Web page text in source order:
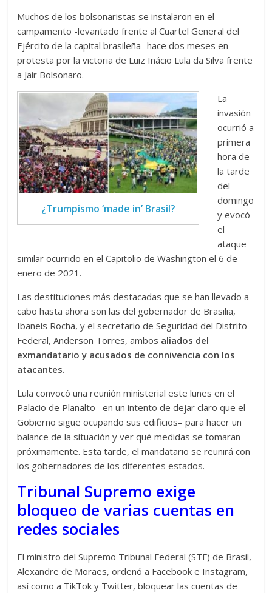
Muchos de los bolsonaristas se instalaron en el
campamento -levantado frente al Cuartel General del
Ejército de la capital brasileña- hace dos meses en
protesta por la victoria de Luiz Inácio Lula da Silva frente
a Jair Bolsonaro.
¿Trumpismo ‘made in’ Brasil?
La
invasión
ocurrió a
primera
hora de
la tarde
del
domingo
y evocó
el
ataque
similar ocurrido en el Capitolio de Washington el 6 de
enero de 2021.
Las destituciones más destacadas que se han llevado a
cabo hasta ahora son las del gobernador de Brasilia,
Ibaneis Rocha, y el secretario de Seguridad del Distrito
Federal, Anderson Torres, ambos aliados del
exmandatario y acusados de connivencia con los
atacantes.
Lula convocó una reunión ministerial este lunes en el
Palacio de Planalto –en un intento de dejar claro que el
Gobierno sigue ocupando sus edificios– para hacer un
balance de la situación y ver qué medidas se tomaran
próximamente. Esta tarde, el mandatario se reunirá con
los gobernadores de los diferentes estados.
Tribunal Supremo exige
bloqueo de varias cuentas en
redes sociales
El ministro del Supremo Tribunal Federal (STF) de Brasil,
Alexandre de Moraes, ordenó a Facebook e Instagram,
así como a TikTok y Twitter, bloquear las cuentas de